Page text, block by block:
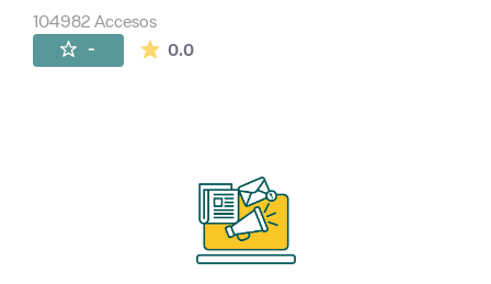
104982 Accesos
- 0.0La valoración media es de 0 estrellas de